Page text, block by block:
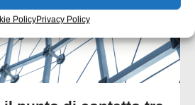
PolicyPrivacy Policy